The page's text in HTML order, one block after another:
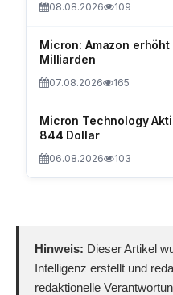
08.08.2026 109
Micron: Amazon
Milliarden
07.08.2026 165
Micron Technology
844 Dollar
06.08.2026 103
Hinweis: Dieser Artikel
Intelligenz erstellt und
redaktionelle